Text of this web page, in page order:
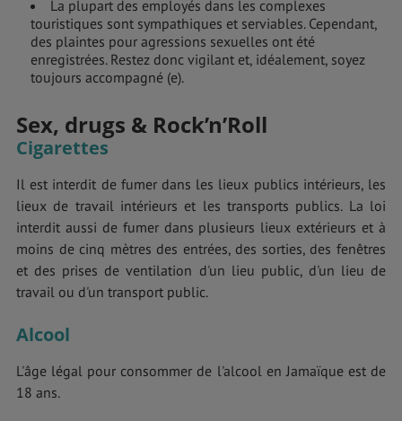
La plupart des employés dans les complexes
touristiques sont sympathiques et serviables. Cependant,
des plaintes pour agressions sexuelles ont été
enregistrées. Restez donc vigilant et, idéalement, soyez
toujours accompagné (e).
Sex, drugs & Rock’n’Roll
Cigarettes
Il est interdit de fumer dans les lieux publics intérieurs, les
lieux de travail intérieurs et les transports publics. La loi
interdit aussi de fumer dans plusieurs lieux extérieurs et à
moins de cinq mètres des entrées, des sorties, des fenêtres
et des prises de ventilation d'un lieu public, d'un lieu de
travail ou d'un transport public.
Alcool
L'âge légal pour consommer de l'alcool en Jamaïque est de
18 ans.